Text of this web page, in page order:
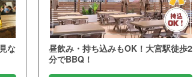
な
昼飲み・持ち込みもOK！大宮駅徒歩2
分でBBQ！